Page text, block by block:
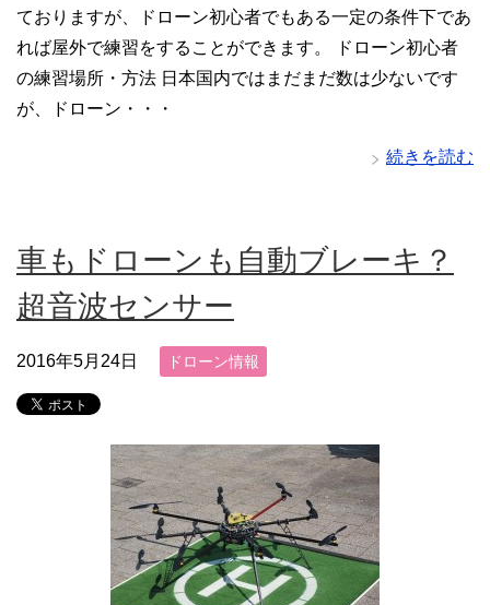
ておりますが、ドローン初心者でもある一定の条件下であ
れば屋外で練習をすることができます。 ドローン初心者
の練習場所・方法 日本国内ではまだまだ数は少ないです
が、ドローン・・・
続きを読む
車もドローンも自動ブレーキ？
超音波センサー
2016年5月24日 ドローン情報